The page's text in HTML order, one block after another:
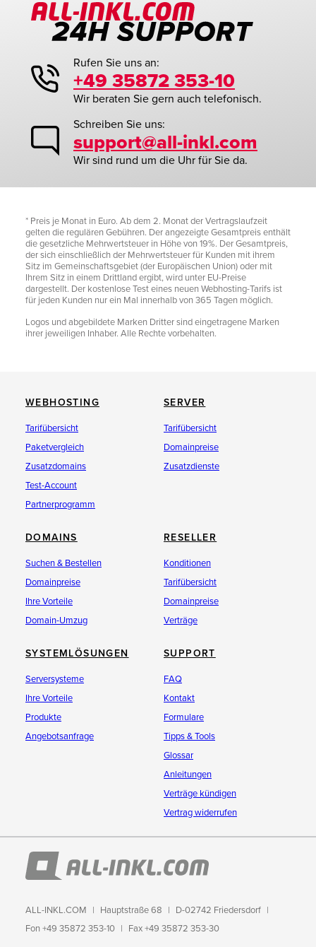
Rufen Sie uns an:
+49 35872 353-10
Wir beraten Sie gern auch telefonisch.
Schreiben Sie uns:
support@all-inkl.com
Wir sind rund um die Uhr für Sie da.
* Preis je Monat in Euro. Ab dem 2. Monat der Vertragslaufzeit
gelten die regulären Gebühren. Der angezeigte Gesamtpreis enthält
die gesetzliche Mehrwertsteuer in Höhe von 19%. Der Gesamtpreis,
der sich einschließlich der Mehrwertsteuer für Kunden mit ihrem
Sitz im Gemeinschaftsgebiet (der Europäischen Union) oder mit
Ihrem Sitz in einem Drittland ergibt, wird unter EU-Preise
dargestellt. Der kostenlose Test eines neuen Webhosting-Tarifs ist
für jeden Kunden nur ein Mal innerhalb von 365 Tagen möglich.
Logos und abgebildete Marken Dritter sind eingetragene Marken
ihrer jeweiligen Inhaber. Alle Rechte vorbehalten.
WEBHOSTING
Tarifübersicht
Paketvergleich
Zusatzdomains
Test-Account
Partnerprogramm
SERVER
Tarifübersicht
Domainpreise
Zusatzdienste
DOMAINS
Suchen & Bestellen
Domainpreise
Ihre Vorteile
Domain-Umzug
RESELLER
Konditionen
Tarifübersicht
Domainpreise
Verträge
SYSTEMLÖSUNGEN
Serversysteme
Ihre Vorteile
Produkte
Angebotsanfrage
SUPPORT
FAQ
Kontakt
Formulare
Tipps & Tools
Glossar
Anleitungen
Verträge kündigen
Vertrag widerrufen
ALL-INKL.COM Hauptstraße 68
D-02742 Friedersdorf
Fon +49 35872 353-10
Fax +49 35872 353-30